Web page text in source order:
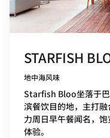
STARFISH
地中海风味
Starfish Bloo坐落于
滨餐饮目的地，主打
力周日早午餐闻名，
体验。